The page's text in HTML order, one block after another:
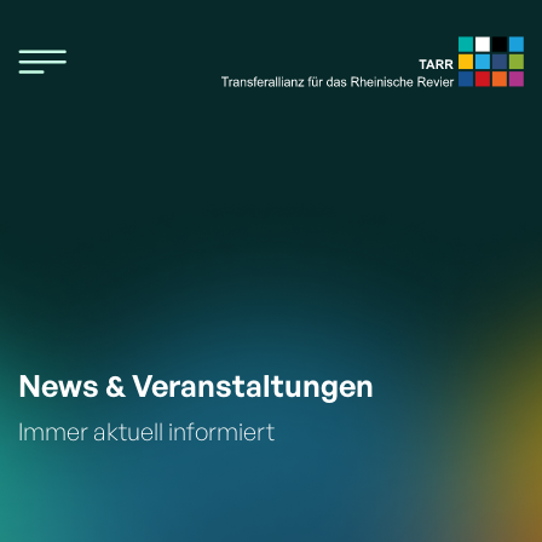
News & Veranstaltungen
Immer aktuell informiert